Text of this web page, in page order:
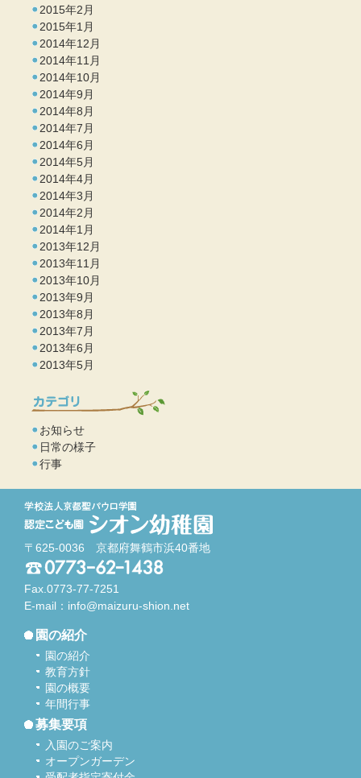
2015年2月
2015年1月
2014年12月
2014年11月
2014年10月
2014年9月
2014年8月
2014年7月
2014年6月
2014年5月
2014年4月
2014年3月
2014年2月
2014年1月
2013年12月
2013年11月
2013年10月
2013年9月
2013年8月
2013年7月
2013年6月
2013年5月
お知らせ
日常の様子
行事
〒625-0036 京都府舞鶴市浜40番地
Fax.0773-77-7251
E-mail： info@maizuru-shion.net
園の紹介
園の紹介
教育方針
園の概要
年間行事
募集要項
入園のご案内
オープンガーデン